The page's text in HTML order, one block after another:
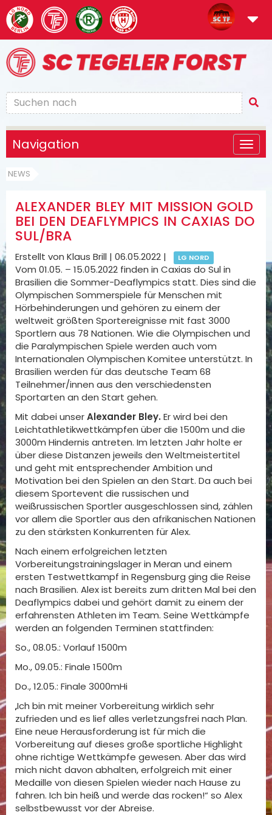
Navigation
NEWS
ALEXANDER BLEY MIT MISSION GOLD
BEI DEN DEAFLYMPICS IN CAXIAS DO
SUL/BRA
Erstellt von Klaus Brill | 06.05.2022 | LG NORD
Vom 01.05. – 15.05.2022 finden in Caxias do Sul in
Brasilien die Sommer-Deaflympics statt. Dies sind die
Olympischen Sommerspiele für Menschen mit
Hörbehinderungen und gehören zu einem der
weltweit größten Sportereignisse mit fast 3000
Sportlern aus 78 Nationen. Wie die Olympischen und
die Paralympischen Spiele werden auch vom
Internationalen Olympischen Komitee unterstützt. In
Brasilien werden für das deutsche Team 68
Teilnehmer/innen aus den verschiedensten
Sportarten an den Start gehen.
Mit dabei unserAlexander Bley. Er wird bei den
Leichtathletikwettkämpfen über die 1500m und die
3000m Hindernis antreten. Im letzten Jahr holte er
über diese Distanzen jeweils den Weltmeistertitel
und geht mit entsprechender Ambition und
Motivation bei den Spielen an den Start. Da auch bei
diesem Sportevent die russischen und
weißrussischen Sportler ausgeschlossen sind, zählen
vor allem die Sportler aus den afrikanischen Nationen
zu den stärksten Konkurrenten für Alex.
Nach einem erfolgreichen letzten
Vorbereitungstrainingslager in Meran und einem
ersten Testwettkampf in Regensburg ging die Reise
nach Brasilien. Alex ist bereits zum dritten Mal bei den
Deaflympics dabei und gehört damit zu einem der
erfahrensten Athleten im Team. Seine Wettkämpfe
werden an folgenden Terminen stattfinden:
So., 08.05.: Vorlauf 1500m
Mo., 09.05.: Finale 1500m
Do., 12.05.: Finale 3000mHi
„Ich bin mit meiner Vorbereitung wirklich sehr
zufrieden und es lief alles verletzungsfrei nach Plan.
Eine neue Herausforderung ist für mich die
Vorbereitung auf dieses große sportliche Highlight
ohne richtige Wettkämpfe gewesen. Aber das wird
mich nicht davon abhalten, erfolgreich mit einer
Medaille von diesen Spielen wieder nach Hause zu
fahren. Ich bin heiß und werde das rocken!“ so Alex
selbstbewusst vor der Abreise.